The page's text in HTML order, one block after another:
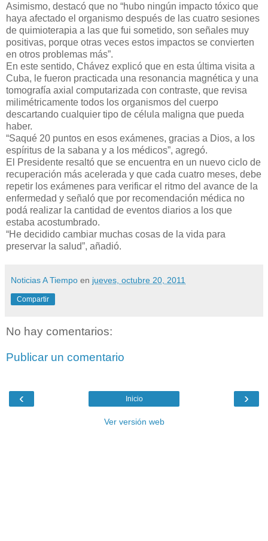
Asimismo, destacó que no “hubo ningún impacto tóxico que
haya afectado el organismo después de las cuatro sesiones
de quimioterapia a las que fui sometido, son señales muy
positivas, porque otras veces estos impactos se convierten
en otros problemas más”.
En este sentido, Chávez explicó que en esta última visita a
Cuba, le fueron practicada una resonancia magnética y una
tomografía axial computarizada con contraste, que revisa
milimétricamente todos los organismos del cuerpo
descartando cualquier tipo de célula maligna que pueda
haber.
“Saqué 20 puntos en esos exámenes, gracias a Dios, a los
espíritus de la sabana y a los médicos”, agregó.
El Presidente resaltó que se encuentra en un nuevo ciclo de
recuperación más acelerada y que cada cuatro meses, debe
repetir los exámenes para verificar el ritmo del avance de la
enfermedad y señaló que por recomendación médica no
podá realizar la cantidad de eventos diarios a los que
estaba acostumbrado.
“He decidido cambiar muchas cosas de la vida para
preservar la salud”, añadió.
Noticias A Tiempo en jueves, octubre 20, 2011
Compartir
No hay comentarios:
Publicar un comentario
‹ ›
Inicio
Ver versión web